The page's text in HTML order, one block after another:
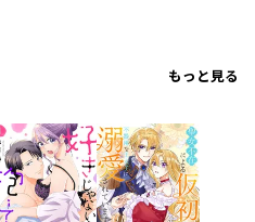
もっと見る